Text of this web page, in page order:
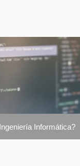
Informática?